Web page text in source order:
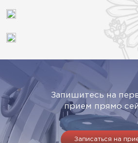
Запишитесь на
прием прямо
Записаться на